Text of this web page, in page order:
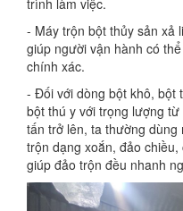
trình làm việc.
- Máy trộn bột thủy sản xả
giúp người vận hành có
chính xác.
- Đối với dòng bột khô, bột
bột thú y với trọng lượng
tấn trở lên, ta thường dùng
trộn dạng xoắn, đảo
giúp đảo trộn đều nhanh